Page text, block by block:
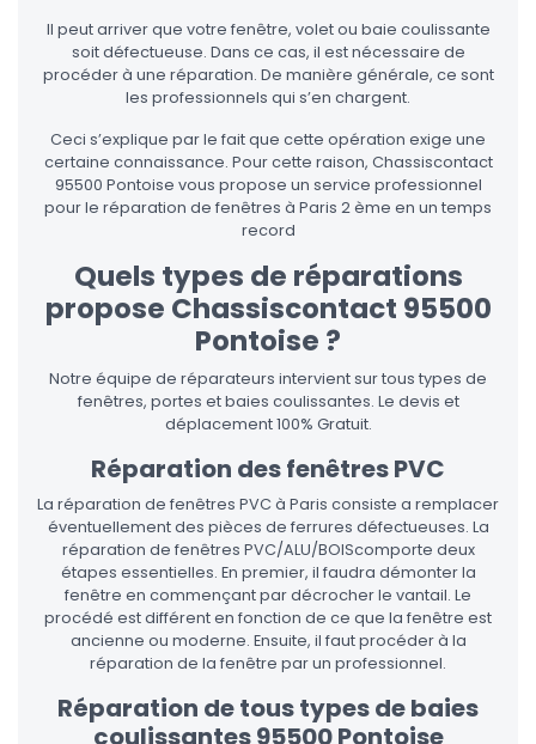
Il peut arriver que votre fenêtre, volet ou baie coulissante
soit défectueuse. Dans ce cas, il est nécessaire de
procéder à une réparation. De manière générale, ce sont
les professionnels qui s’en chargent.
Ceci s’explique par le fait que cette opération exige une
certaine connaissance. Pour cette raison, Chassiscontact
95500 Pontoise vous propose un service professionnel
pour le réparation de fenêtres à Paris 2 ème en un temps
record
Quels types de réparations
propose Chassiscontact 95500
Pontoise ?
Notre équipe de réparateurs intervient sur tous types de
fenêtres, portes et baies coulissantes. Le devis et
déplacement 100% Gratuit.
Réparation des fenêtres PVC
La réparation de fenêtres PVC à Paris consiste a remplacer
éventuellement des pièces de ferrures défectueuses. La
réparation de fenêtres PVC/ALU/BOIScomporte deux
étapes essentielles. En premier, il faudra démonter la
fenêtre en commençant par décrocher le vantail. Le
procédé est différent en fonction de ce que la fenêtre est
ancienne ou moderne. Ensuite, il faut procéder à la
réparation de la fenêtre par un professionnel.
Réparation de tous types de baies
coulissantes 95500 Pontoise